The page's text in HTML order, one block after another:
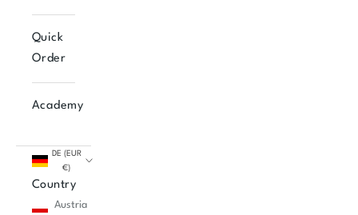
Quick
Order
Academy
DE (EUR
€)
Country
Austria